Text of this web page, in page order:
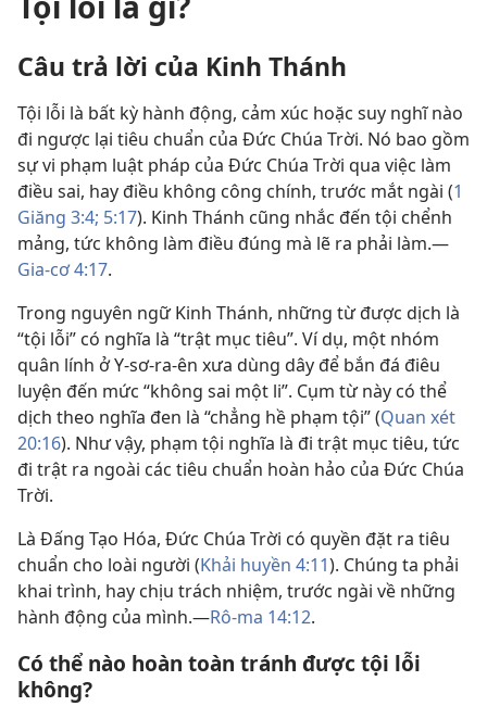
Câu trả lời của Kinh Thánh
Tội lỗi là bất kỳ hành động, cảm xúc hoặc suy nghĩ nào
đi ngược lại tiêu chuẩn của Đức Chúa Trời. Nó bao gồm
sự vi phạm luật pháp của Đức Chúa Trời qua việc làm
điều sai, hay điều không công chính, trước mắt ngài (1
Giăng 3:4; 5:17). Kinh Thánh cũng nhắc đến tội chểnh
mảng, tức không làm điều đúng mà lẽ ra phải làm.​—
Gia-cơ 4:17.
Trong nguyên ngữ Kinh Thánh, những từ được dịch là
“tội lỗi” có nghĩa là “trật mục tiêu”. Ví dụ, một nhóm
quân lính ở Y-sơ-ra-ên xưa dùng dây để bắn đá điêu
luyện đến mức “không sai một li”. Cụm từ này có thể
dịch theo nghĩa đen là “chẳng hề phạm tội” (Quan xét
20:16). Như vậy, phạm tội nghĩa là đi trật mục tiêu, tức
đi trật ra ngoài các tiêu chuẩn hoàn hảo của Đức Chúa
Trời.
Là Đấng Tạo Hóa, Đức Chúa Trời có quyền đặt ra tiêu
chuẩn cho loài người (Khải huyền 4:11). Chúng ta phải
khai trình, hay chịu trách nhiệm, trước ngài về những
hành động của mình.​—Rô-ma 14:12.
Có thể nào hoàn toàn tránh được tội lỗi
không?